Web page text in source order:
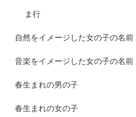
ま行
自然をイメージした女の子の名前
音楽をイメージした女の子の名前
春生まれの男の子
春生まれの女の子